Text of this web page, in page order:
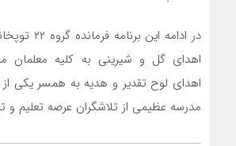
در ادامه این
اهدای گل و شیرینی به کلیه معلمان
اهدای لوح تقدیر و هدیه به همسر یکی
مدرسه عظیمی از تلاشگران عرصه تعلیم و